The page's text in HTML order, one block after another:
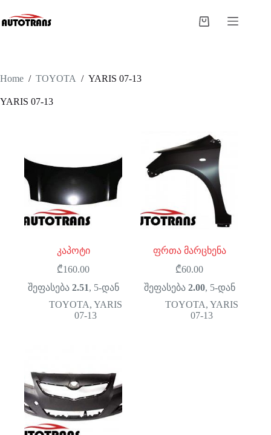
Home / TOYOTA / YARIS 07-13
YARIS 07-13
კაპოტი
₾160.00
შეფასება 2.51, 5-დან
TOYOTA, YARIS
07-13
ფრთა მარცხენა
₾60.00
შეფასება 2.00, 5-დან
TOYOTA, YARIS
07-13